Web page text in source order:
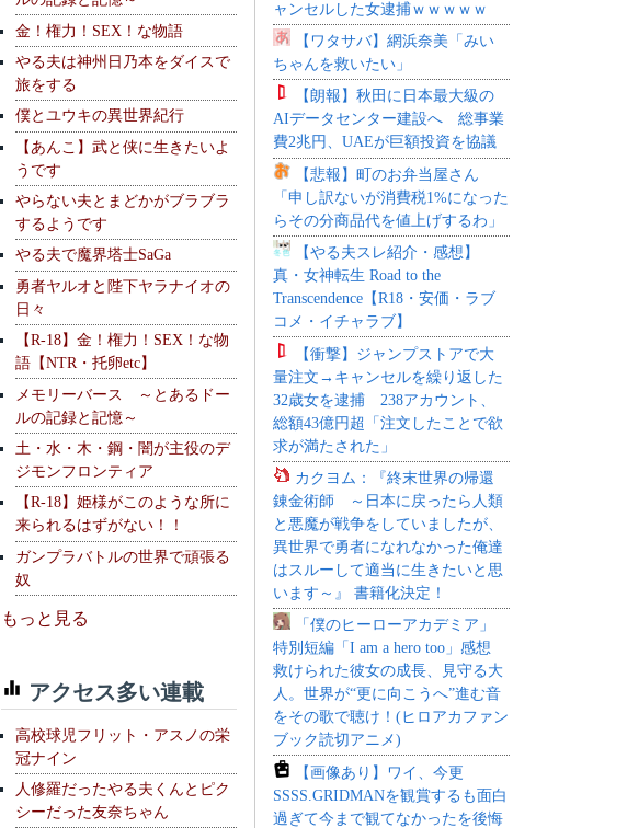
金！権力！SEX！な物語
やる夫は神州日乃本をダイスで
旅をする
僕とユウキの異世界紀行
【あんこ】武と侠に生きたいよ
うです
やらない夫とまどかがブラブラ
するようです
やる夫で魔界塔士SaGa
勇者ヤルオと陛下ヤラナイオの
日々
【R-18】金！権力！SEX！な物
語【NTR・托卵etc】
メモリーバース ～とあるドー
ルの記録と記憶～
土・水・木・鋼・闇が主役のデ
ジモンフロンティア
【R-18】姫様がこのような所に
来られるはずがない！！
ガンプラバトルの世界で頑張る
奴
もっと見る
アクセス多い連載
高校球児フリット・アスノの栄
冠ナイン
人修羅だったやる夫くんとピク
シーだった友奈ちゃん
ャンセルした女逮捕ｗｗｗｗｗ
【ワタサバ】網浜奈美「みい
ちゃんを救いたい」
【朗報】秋田に日本最大級の
AIデータセンター建設へ 総事業
費2兆円、UAEが巨額投資を協議
【悲報】町のお弁当屋さん
「申し訳ないが消費税1%になった
らその分商品代を値上げするわ」
【やる夫スレ紹介・感想】
真・女神転生 Road to the
Transcendence【R18・安価・ラブ
コメ・イチャラブ】
【衝撃】ジャンプストアで大
量注文→キャンセルを繰り返した
32歳女を逮捕 238アカウント、
総額43億円超「注文したことで欲
求が満たされた」
カクヨム：『終末世界の帰還
錬金術師 ～日本に戻ったら人類
と悪魔が戦争をしていましたが、
異世界で勇者になれなかった俺達
はスルーして適当に生きたいと思
います～』 書籍化決定！
「僕のヒーローアカデミア」
特別短編「I am a hero too」感想
救けられた彼女の成長、見守る大
人。世界が“更に向こうへ”進む音
をその歌で聴け！(ヒロアカファン
ブック読切アニメ)
【画像あり】ワイ、今更
SSSS.GRIDMANを観賞するも面白
過ぎて今まで観てなかったを後悔